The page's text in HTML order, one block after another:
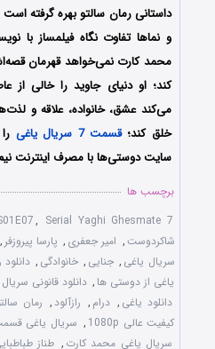
داستانی رمان سالتو بهره گرفته
و نماها تفاوت نگاه فیلمساز با
محمد کارت نمی‌خواهد قهرمان
کند؛ او دنیای جاوید را خالی
می‌کند عشق، خانواده، علاقه و
خلق کند؛قسمت 7 سریال یاغی
سایت دوستی‌ها با مصرف اینترنت نیم
برچسب ها
, Serial Yaghi Ghesmate 7
شاکردوست, امیر جعفری , پارسا پیروزفر ,
سریال یاغی , جنایی , خانوادگی ,
یاغی از دوستی ها , دانلود قانونی
دانلود یاغی , درام , رازآلود , رمان
کیفیت عالی 1080p
, سریال یاغی
سریال یاغی محمد کارت , طناز